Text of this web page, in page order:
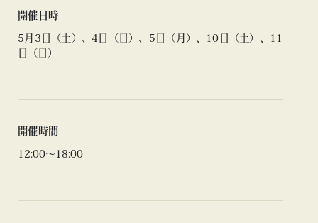
開催日時
5月3日（土）、4日（日）、5日（月）、10日（土）、11
日（日）
開催時間
12:00〜18:00